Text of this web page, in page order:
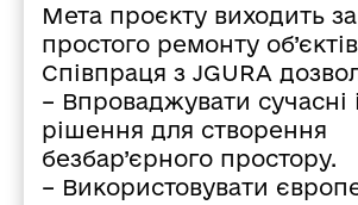
Мета проєкту виходить
простого ремонту
Співпраця з JGURA
– Впроваджувати сучасні
рішення для створення
безбар’єрного простору.
– Використовувати